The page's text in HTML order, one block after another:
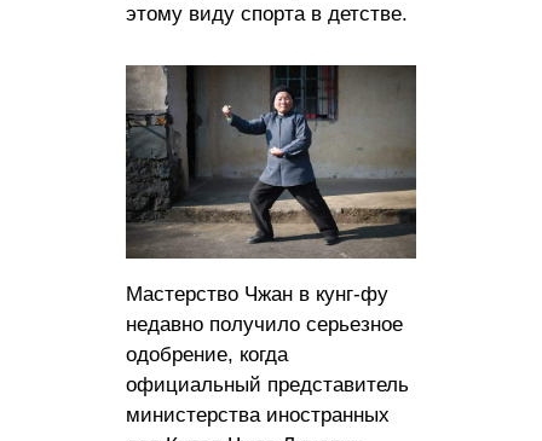
этому виду спорта в детстве.
Мастерство Чжан в кунг-фу
недавно получило серьезное
одобрение, когда
официальный представитель
министерства иностранных